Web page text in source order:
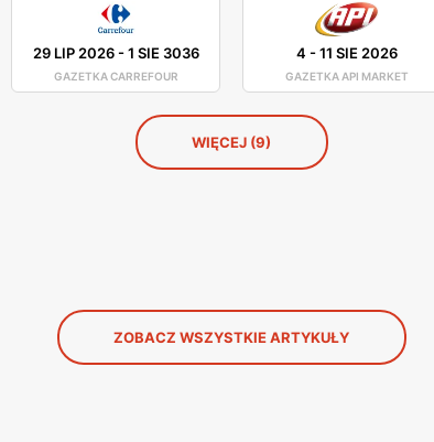
29 LIP 2026-1 SIE 3036
GAZETKA CARREFOUR
4 -11 SIE 2026
GAZETKA API MARKET
WIĘCEJ (9)
ZOBACZ WSZYSTKIE ARTYKUŁY